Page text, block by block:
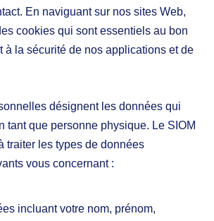
En naviguant sur nos sites Web,
cookies qui sont essentiels au bon
à la sécurité de nos applications et de
désignent les données qui
tant que personne physique. Le SIOM
traiter les types de données
vous concernant :
incluant votre nom, prénom,